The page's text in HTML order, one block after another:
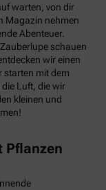
warten, von dir
Magazin nehmen
Abenteuer.
schauen
wir einen
starten mit dem
Luft, die wir
kleinen und
Pflanzen